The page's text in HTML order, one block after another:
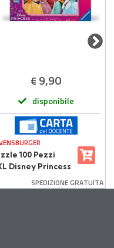
€9,90
disponibile
100 Pezzi
Disney Princess
SPEDIZIONE GRATUITA